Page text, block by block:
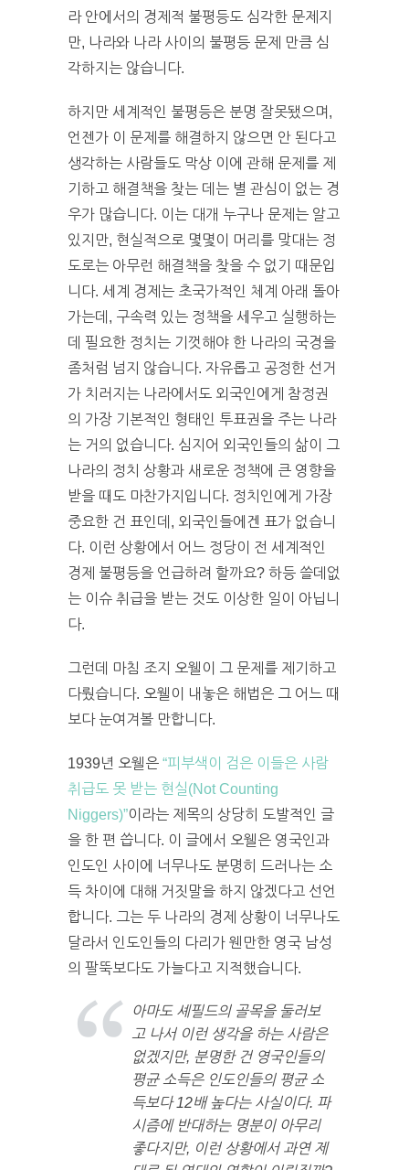
라 안에서의 경제적 불평등도 심각한 문제지
만, 나라와 나라 사이의 불평등 문제 만큼 심
각하지는 않습니다.
하지만 세계적인 불평등은 분명 잘못됐으며,
언젠가 이 문제를 해결하지 않으면 안 된다고
생각하는 사람들도 막상 이에 관해 문제를 제
기하고 해결책을 찾는 데는 별 관심이 없는 경
우가 많습니다. 이는 대개 누구나 문제는 알고
있지만, 현실적으로 몇몇이 머리를 맞대는 정
도로는 아무런 해결책을 찾을 수 없기 때문입
니다. 세계 경제는 초국가적인 체계 아래 돌아
가는데, 구속력 있는 정책을 세우고 실행하는
데 필요한 정치는 기껏해야 한 나라의 국경을
좀처럼 넘지 않습니다. 자유롭고 공정한 선거
가 치러지는 나라에서도 외국인에게 참정권
의 가장 기본적인 형태인 투표권을 주는 나라
는 거의 없습니다. 심지어 외국인들의 삶이 그
나라의 정치 상황과 새로운 정책에 큰 영향을
받을 때도 마찬가지입니다. 정치인에게 가장
중요한 건 표인데, 외국인들에겐 표가 없습니
다. 이런 상황에서 어느 정당이 전 세계적인
경제 불평등을 언급하려 할까요? 하등 쓸데없
는 이슈 취급을 받는 것도 이상한 일이 아닙니
다.
그런데 마침 조지 오웰이 그 문제를 제기하고
다뤘습니다. 오웰이 내놓은 해법은 그 어느 때
보다 눈여겨볼 만합니다.
1939년 오웰은 “피부색이 검은 이들은 사람
취급도 못 받는 현실(Not Counting
Niggers)”이라는 제목의 상당히 도발적인 글
을 한 편 씁니다. 이 글에서 오웰은 영국인과
인도인 사이에 너무나도 분명히 드러나는 소
득 차이에 대해 거짓말을 하지 않겠다고 선언
합니다. 그는 두 나라의 경제 상황이 너무나도
달라서 인도인들의 다리가 웬만한 영국 남성
의 팔뚝보다도 가늘다고 지적했습니다.
아마도 셰필드의 골목을 둘러보
고 나서 이런 생각을 하는 사람은
없겠지만, 분명한 건 영국인들의
평균 소득은 인도인들의 평균 소
득보다 12배 높다는 사실이다. 파
시즘에 반대하는 명분이 아무리
좋다지만, 이런 상황에서 과연 제